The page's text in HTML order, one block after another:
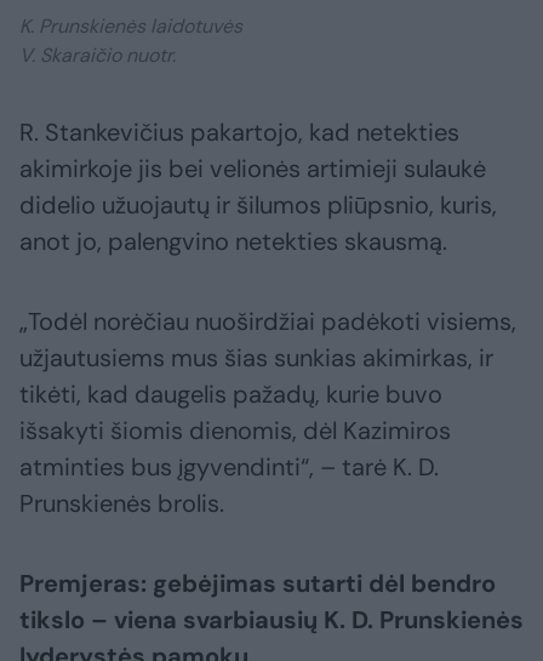
K. Prunskienės laidotuvės
V. Skaraičio nuotr.
R. Stankevičius pakartojo, kad netekties
akimirkoje jis bei velionės artimieji sulaukė
didelio užuojautų ir šilumos pliūpsnio, kuris,
anot jo, palengvino netekties skausmą.
„Todėl norėčiau nuoširdžiai padėkoti visiems,
užjautusiems mus šias sunkias akimirkas, ir
tikėti, kad daugelis pažadų, kurie buvo
išsakyti šiomis dienomis, dėl Kazimiros
atminties bus įgyvendinti“, – tarė K. D.
Prunskienės brolis.
Premjeras: gebėjimas sutarti dėl bendro
tikslo – viena svarbiausių K. D. Prunskienės